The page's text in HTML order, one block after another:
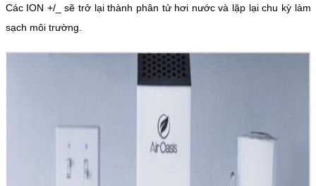
Các ION +/_ sẽ trở lại thành phân tử hơi nước và lặp lại chu kỳ làm
sạch môi trường.​